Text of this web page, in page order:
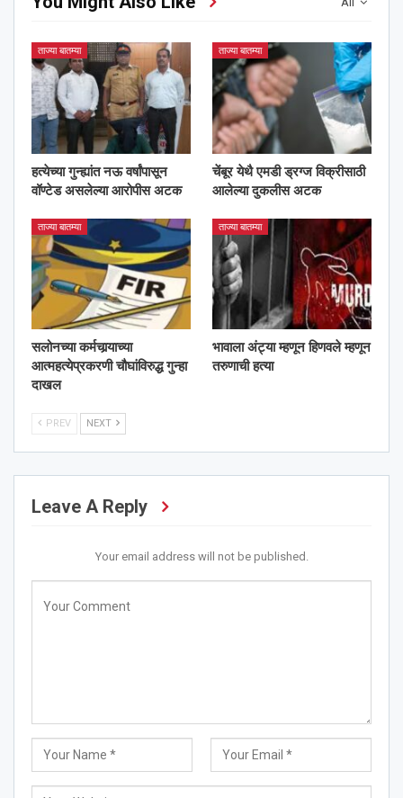
ताज्या बातम्या
हत्येच्या गुन्ह्यांत नऊ वर्षांपासून
वॉण्टेड असलेल्या आरोपीस अटक
ताज्या बातम्या
चेंबूर येथै एमडी ड्रग्ज विक्रीसाठी
आलेल्या दुकलीस अटक
ताज्या बातम्या
सलोनच्या कर्मचार्‍याच्या
आत्महत्येप्रकरणी चौघांविरुद्ध गुन्हा
दाखल
ताज्या बातम्या
भावाला अंट्या म्हणून हिणवले म्हणून
तरुणाची हत्या
PREV NEXT
Leave A Reply
Your email address will not be published.